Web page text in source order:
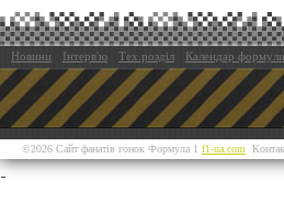
Новини Інтерв'ю Тех.розділ Календар
©2026 Сайт фанатів гонок Формула 1 f1-ua.com